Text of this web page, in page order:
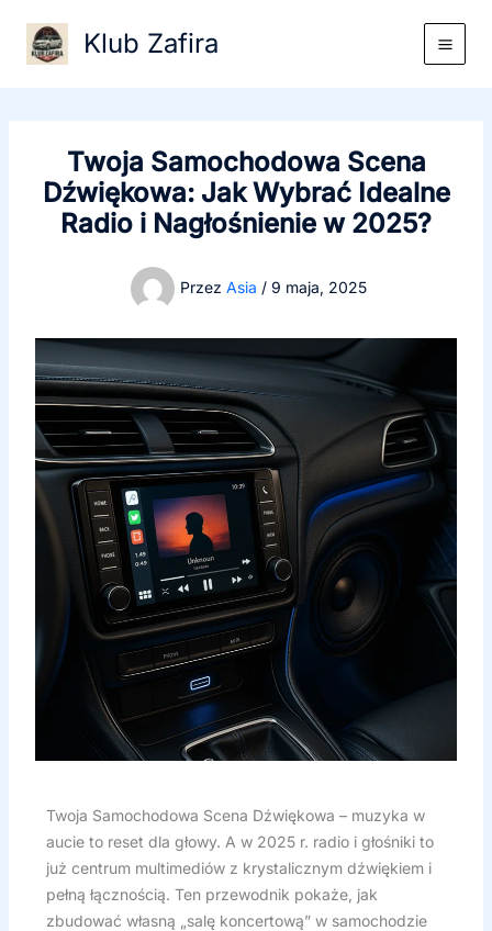
treści
Klub Zafira
Twoja Samochodowa Scena
Dźwiękowa: Jak Wybrać Idealne
Radio i Nagłośnienie w 2025?
Przez Asia / 9 maja, 2025
Twoja Samochodowa Scena Dźwiękowa – muzyka w
aucie to reset dla głowy. A w 2025 r. radio i głośniki to
już centrum multimediów z krystalicznym dźwiękiem i
pełną łącznością. Ten przewodnik pokaże, jak
zbudować własną „salę koncertową” w samochodzie